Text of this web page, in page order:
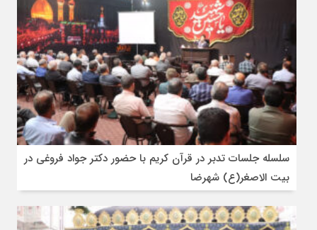
سلسله جلسات تدبر در قرآن کریم با حضور دکتر جواد فروغی در
بیت الاصغر(ع) شهرضا